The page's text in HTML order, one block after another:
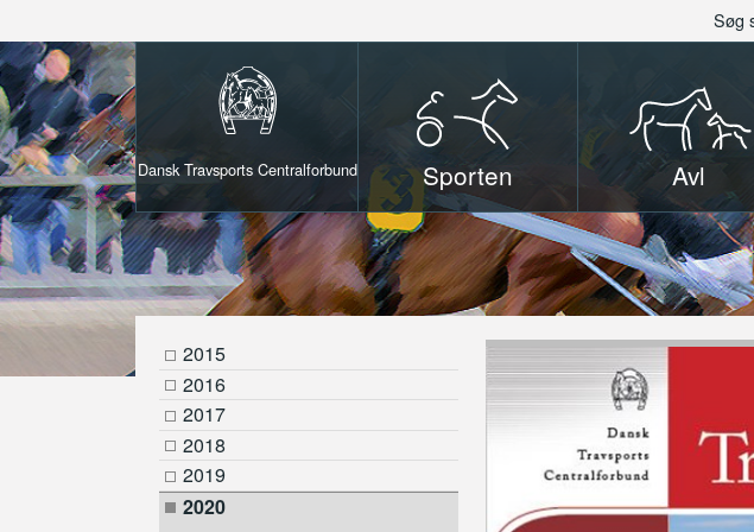
Søg
Dansk Travsports Centralforbund Sporten Avl
2015
2016
2017
2018
2019
2020